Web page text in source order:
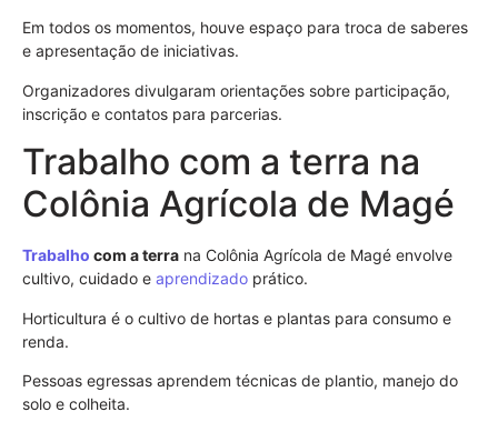
Em todos os momentos, houve espaço para troca de saberes
e apresentação de iniciativas.
Organizadores divulgaram orientações sobre participação,
inscrição e contatos para parcerias.
Trabalho com a terra na
Colônia Agrícola de Magé
Trabalho com a terra na Colônia Agrícola de Magé envolve
cultivo, cuidado e aprendizado prático.
Horticultura é o cultivo de hortas e plantas para consumo e
renda.
Pessoas egressas aprendem técnicas de plantio, manejo do
solo e colheita.